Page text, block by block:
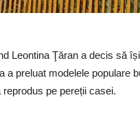
Leontina Ţăran a decis să
a preluat modelele populare
pe pereții casei.